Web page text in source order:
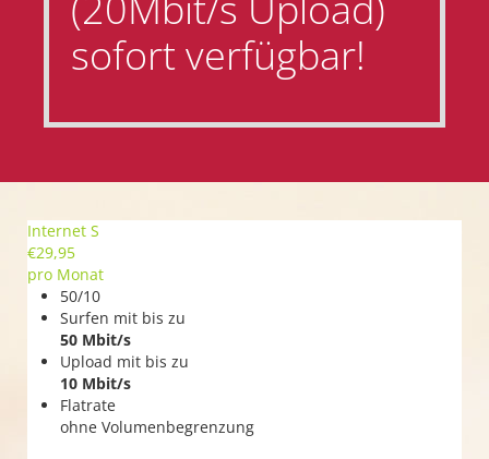
sofort verfügbar!
Internet S
€29,95
pro Monat
50/10
Surfen mit bis zu
50 Mbit/s
Upload mit bis zu
10 Mbit/s
Flatrate
ohne Volumenbegrenzung